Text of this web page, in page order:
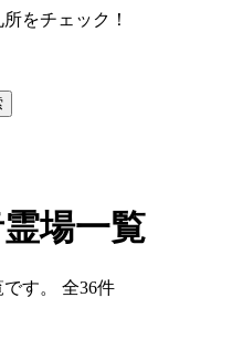
をチェック！
場一覧
す。 全36件